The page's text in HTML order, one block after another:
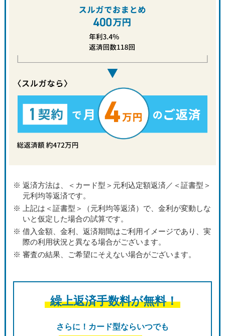
返済方法は、＜カード型＞元利込定額返済／＜証書型＞
元利均等返済です。
上記は＜証書型＞（元利均等返済）で、金利が変動しな
いと仮定した場合の試算です。
借入金額、金利、返済期間はご利用イメージであり、実
際の利用状況と異なる場合がございます。
審査の結果、ご希望にそえない場合がございます。
繰上返済手数料が無料！
さらに！カード型ならいつでも